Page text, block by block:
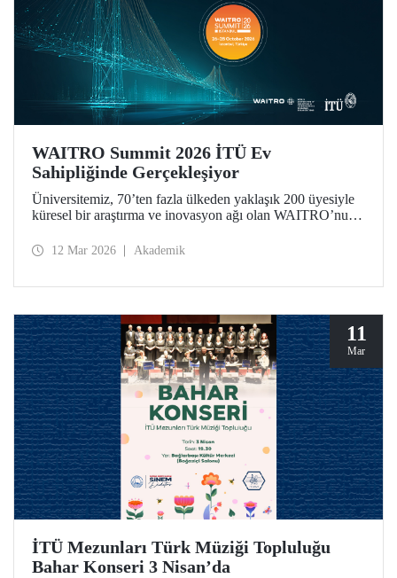
WAITRO Summit 2026 İTÜ Ev
Sahipliğinde Gerçekleşiyor
Üniversitemiz, 70’ten fazla ülkeden yaklaşık 200 üyesiyle
küresel bir araştırma ve inovasyon ağı olan WAITRO’nun
Öncü Olmak - Ortak Geleceğimiz İçin Birlikte Üretimi
12 Mar 2026 Akademik
11
Mar
İTÜ Mezunları Türk Müziği Topluluğu
Bahar Konseri 3 Nisan’da